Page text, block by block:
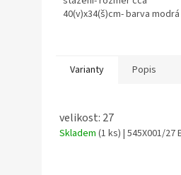
40(v)x34(š)cm- barva modrá
Varianty Popis
velikost: 27
Skladem (1 ks) | 545X001/27